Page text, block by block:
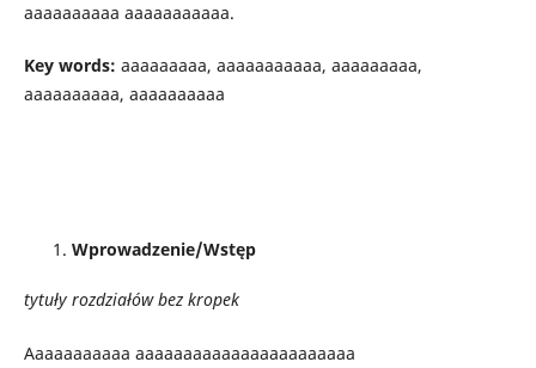
aaaaaaaaaa aaaaaaaaaaa.
Key words: aaaaaaaaa, aaaaaaaaaaa, aaaaaaaaa,
aaaaaaaaaa, aaaaaaaaaa
Wprowadzenie/Wstęp
tytuły rozdziałów bez kropek
Aaaaaaaaaaa aaaaaaaaaaaaaaaaaaaaaaa